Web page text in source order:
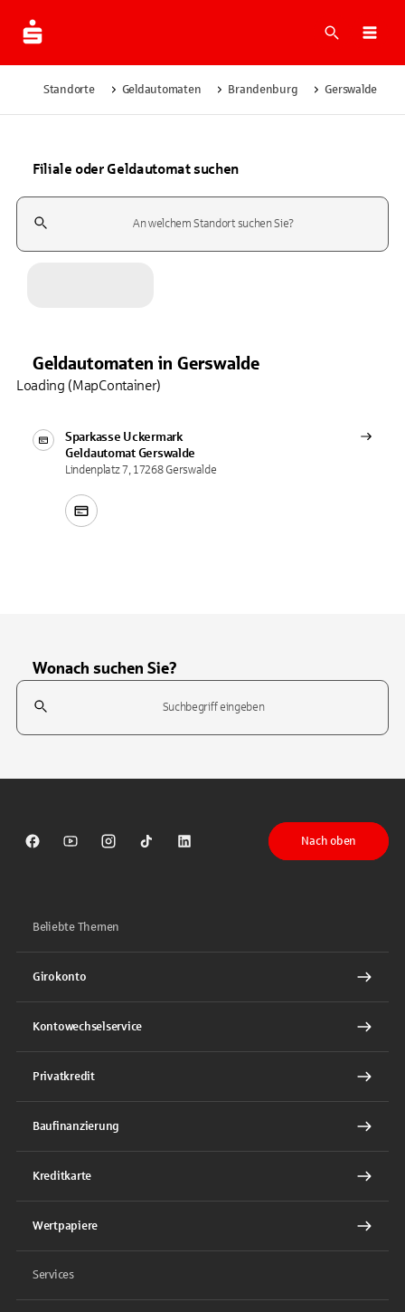
Suche
Standorte Geldautomaten Brandenburg Gerswalde
Filiale oder Geldautomat suchen
Suchfeld
Geldautomaten in Gerswalde
Sparkasse Uckermark
Geldautomat Gerswalde
Lindenplatz 7, 17268 Gerswalde
Loading (MapContainer)
Wonach suchen Sie?
Suchfeld
Sparkasse auf Facebook
Sparkasse auf Youtube
Sparkasse auf Instagram
Sparkasse auf TikTok
Sparkasse auf LinkedIn
Nach oben
Beliebte Themen
Girokonto
Kontowechselservice
Privatkredit
Baufinanzierung
Kreditkarte
Wertpapiere
Services